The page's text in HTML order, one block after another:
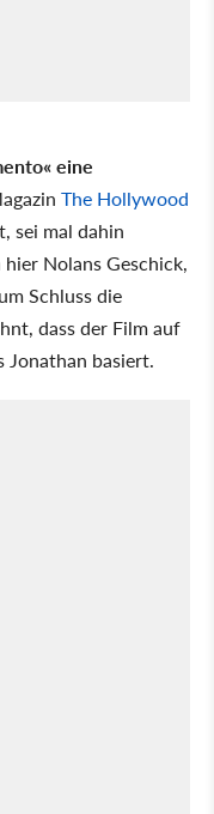
eine
The Hollywood
sei mal dahin
Nolans Geschick,
Schluss die
dass der Film auf
Jonathan basiert.